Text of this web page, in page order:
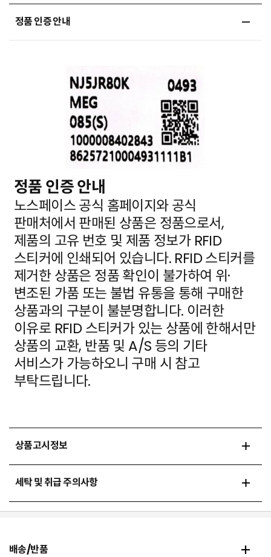
정품 인증 안내
정품 인증 안내
노스페이스 공식 홈페이지와 공식
판매처에서 판매된 상품은 정품으로서,
제품의 고유 번호 및 제품 정보가 RFID
스티커에 인쇄되어 있습니다. RFID 스티커를
제거한 상품은 정품 확인이 불가하여 위·
변조된 가품 또는 불법 유통을 통해 구매한
상품과의 구분이 불분명합니다. 이러한
이유로 RFID 스티커가 있는 상품에 한해서만
상품의 교환, 반품 및 A/S 등의 기타
서비스가 가능하오니 구매 시 참고
부탁드립니다.
상품고시정보
세탁 및 취급 주의사항
배송/반품